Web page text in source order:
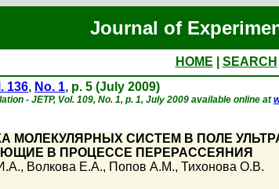
Journal of
HOME SEARCH
136, No. 1, p. 5 (July 2009)
- JETP, Vol. 109, No. 1, p. 1, July 2009 available online at
МОЛЕКУЛЯРНЫХ СИСТЕМ В ПОЛЕ
В ПРОЦЕССЕ ПЕРЕРАССЕЯНИЯ
, Волкова Е.А., Попов А.М., Тихонова О.В.